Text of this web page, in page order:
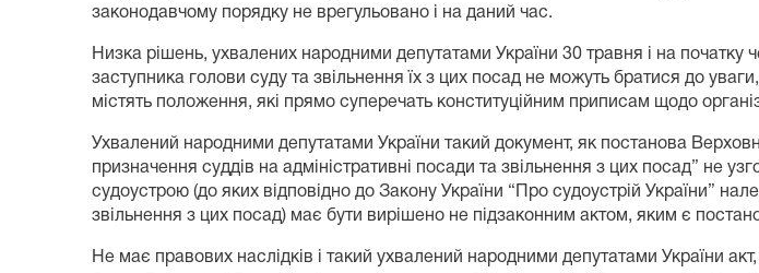
законодавчому порядку не врегульовано і на даний час.
Низка рішень, ухвалених народними депутатами України 30 травня і на
заступника голови суду та звільнення їх з цих посад не можуть братися до
містять положення, які прямо суперечать конституційним приписам щодо
Ухвалений народними депутатами України такий документ, як постанова
призначення суддів на адміністративні посади та звільнення з цих посад” не
судоустрою (до яких відповідно до Закону України “Про судоустрій України”
звільнення з цих посад) має бути вирішено не підзаконним актом, яким є
Не має правових наслідків і такий ухвалений народними депутатами України